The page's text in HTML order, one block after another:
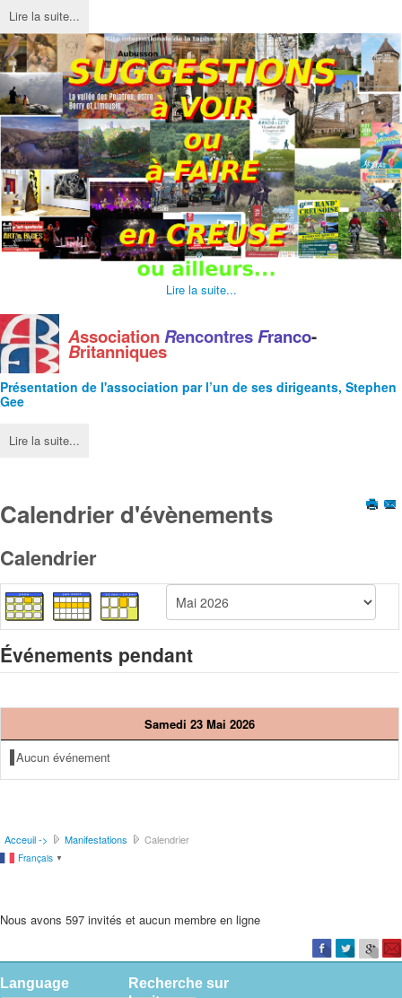
Lire la suite...
Lire la suite...
AssociationRencontresFranco-
Britanniques
Présentation de l'association par l’un de ses dirigeants, Stephen
Gee
Lire la suite...
Calendrier d'évènements
Calendrier
Événements pendant
Samedi 23 Mai 2026
Aucun événement
Acceuil -> Manifestations Calendrier
Français ▼
Nous avons 597 invités et aucun membre en ligne
Language
Recherche sur